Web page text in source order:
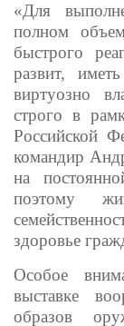
«Для
полном
быстрого
развит,
виртуозно
строго в
Российской
командир
на
поэтому
здоровье
Особое
выставке
образов